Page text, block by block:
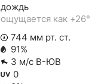
дождь
ощущается как +26°
744 мм рт. ст.
91%
3 м/с В-ЮВ
0